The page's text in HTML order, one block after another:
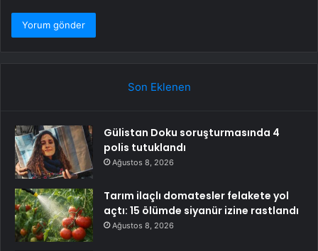
Son Eklenen
Gülistan Doku soruşturmasında 4
polis tutuklandı
Ağustos 8, 2026
Tarım ilaçlı domatesler felakete yol
açtı: 15 ölümde siyanür izine rastlandı
Ağustos 8, 2026